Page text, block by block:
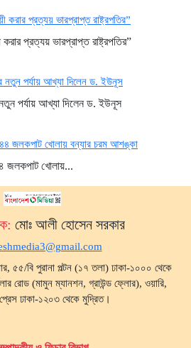
প্রত্যয় ভারপ্রাপ্ত রাষ্ট্রপতির”
পর্যায় আখ্যা দিলেন ড. ইউনূস
জলকপাট খোলায়...
মোঃ আলী হোসেন সরকার
৫৫/বি পুরানা পল্টন (১৭ তলা) ঢাকা-১০০০ থেকে
রোড (মামুন ম্যানশন, গ্রাউন্ড ফ্লোর), ওয়ারি,
প্রেস ঢাকা-১২০৩ থেকে মুদ্রিত।